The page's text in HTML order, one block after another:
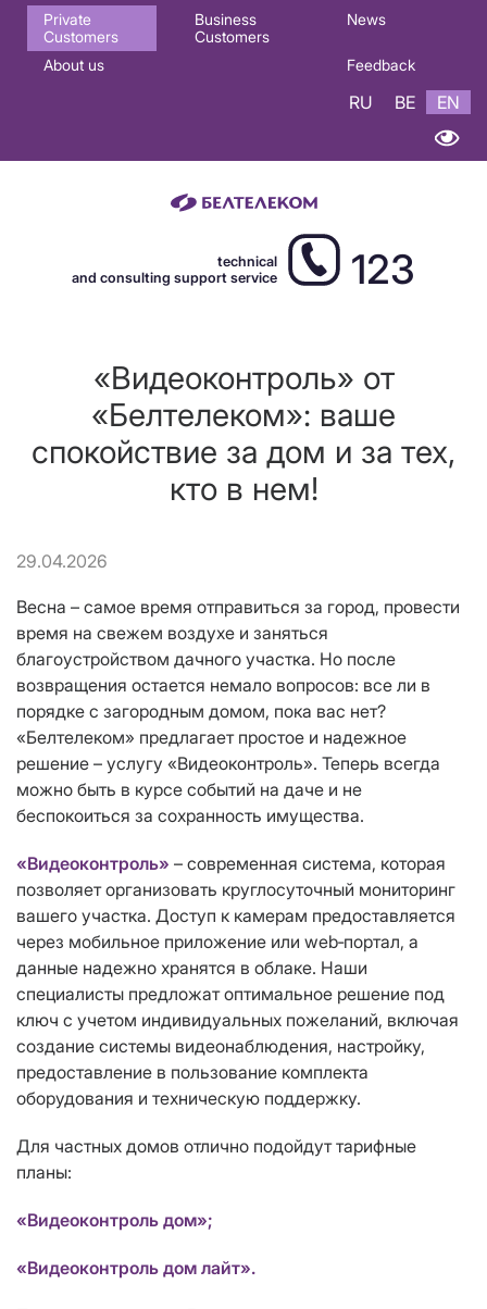
Основная
навигация
Private
Customers
Business
Customers
News
About us Feedback
RU BE EN
technical
and consulting support service
123
«Видеоконтроль» от
«Белтелеком»: ваше
спокойствие за дом и за тех,
кто в нем!
29.04.2026
Весна – самое время отправиться за город, провести
время на свежем воздухе и заняться
благоустройством дачного участка. Но после
возвращения остается немало вопросов: все ли в
порядке с загородным домом, пока вас нет?
«Белтелеком» предлагает простое и надежное
решение – услугу «Видеоконтроль». Теперь всегда
можно быть в курсе событий на даче и не
беспокоиться за сохранность имущества.
«Видеоконтроль» – современная система, которая
позволяет организовать круглосуточный мониторинг
вашего участка. Доступ к камерам предоставляется
через мобильное приложение или web‑портал, а
данные надежно хранятся в облаке. Наши
специалисты предложат оптимальное решение под
ключ с учетом индивидуальных пожеланий, включая
создание системы видеонаблюдения, настройку,
предоставление в пользование комплекта
оборудования и техническую поддержку.
Для частных домов отлично подойдут тарифные
планы:
«Видеоконтроль дом»;
«Видеоконтроль дом лайт».